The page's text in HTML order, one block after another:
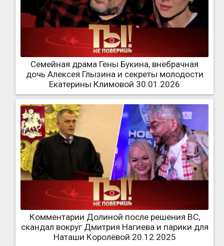
Семейная драма Гены Букина, внебрачная
дочь Алексея Глызина и секреты молодости
Екатерины Климовой 30.01.2026
Комментарии Долиной после решения ВС,
скандал вокруг Дмитрия Нагиева и парики для
Наташи Королёвой 20.12.2025